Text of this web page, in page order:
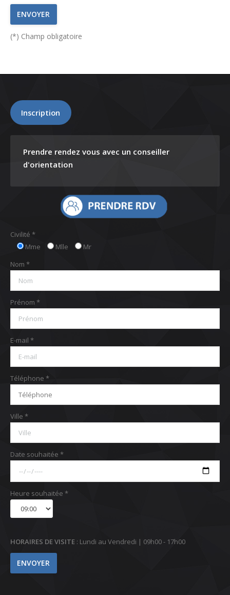
(*) Champ obligatoire
Inscription
Prendre rendez vous avec un conseiller
d'orientation
Civilité *
Mme
Mlle
Mr
Nom *
Prénom *
E-mail *
Téléphone *
Ville *
Date souhaitée *
Heure souhaitée *
HORAIRES DE VISITE : Lundi au Vendredi | 09h00 - 17h00